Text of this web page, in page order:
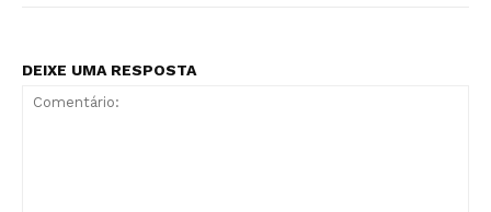
DEIXE UMA RESPOSTA